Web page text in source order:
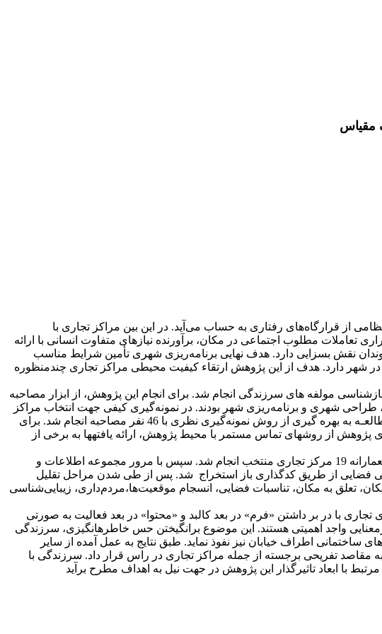
مقیاس
قرارگاه‌های رفتاری به حساب می‌آید. در این بین مراکز تجاری با
مطلوب اجتماعی در مکان، برآورنده نیازهای متفاوت انسانی با ارائه
نقش بسزایی دارد. هدف نهایی برنامه‌ریزی شهری تأمین شرایط مناسب
شهر دارد. هدف از این پژوهش ارتقاء کیفیت محیطی مراکز تجاری چندمنظوره
مولفه های سرزندگی انجام شد. برای انجام این پژوهش، از ابزار مصاحبه
شهری و برنامه‌ریزی شهر بودند. در نمونه‌گیری کیفی جهت انتخاب مراکز
تجاری مطلوب، 19 مورد با استفاده از روش دلفی برگزیده شد. در گام بعدی جهت مصاحبه با متخصصین موضوعی، در اﻳﻦ ﻣﻄﺎﻟﻌـﻪ به بهره گیری از روش نمونه‌گیری نظری ﺑﺎ 46 ﻧﻔﺮ ﻣﺼﺎﺣﺒﻪ اﻧﺠﺎم ﺷﺪ. برای
کدگذاری و تحلیل متن مصاحبه‌ها از نرم افزار اطلس تی آی استفاده شد. به منظور سنجش قابلیت اعتماد و تائیدپذیری یافته‫های پژوهش از روش‫های تماس مستمر با محیط پژوهش، ارائه یافته‫ها به برخی از
در ابتدا براساس مولفه‌ها و معیارهای سرزندگی که در مرور پیشینه‌ها و نیز مبانی نظری به دست آمده است، تحلیل معمارانه 19 مرکز تجاری منتخب انجام شد. سپس با مرور مجموعه اطلاعات و
آن‌ها از زوایای گوناگون، سرانجام 58 مفهوم در ارتباط با سرزندگی فضایی از طریق کدگذاری باز استخراج شد. پس از طی شدن مراحل تقلیل
شامل احیای مکان، تعلق به مکان، تناسبات فضایی، انسجام موقعیت‌ها،مردم‌داری، زیبایی‌شناسی
با در بر داشتن «فرم» در بعد کالبد و «محتوا» در بعد فعالیت به صورتی
واجد اهمیتی هستند. این موضوع برانگیختن حس خاطره­انگیزی، سرزندگی
اطراف خیابان نیز نفوذ نماید. طبق نتایج به عمل آمده از سایر
مقاصد تفریحی برجسته از جمله مراکز تجاری در راس قرار داد. سرزندگی با
با ابعاد تاثیرگذار این پژوهش در جهت نیل به اهداف مطرح برآید